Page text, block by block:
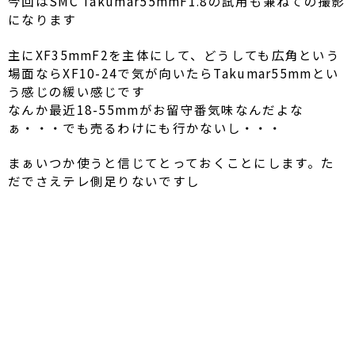
になります
主にXF35mmF2を主体にして、どうしても広角という
場面ならXF10-24で気が向いたらTakumar55mmとい
う感じの緩い感じです
なんか最近18-55mmがお留守番気味なんだよな
ぁ・・・でも売るわけにも行かないし・・・
まぁいつか使うと信じてとっておくことにします。た
だでさえテレ側足りないですし